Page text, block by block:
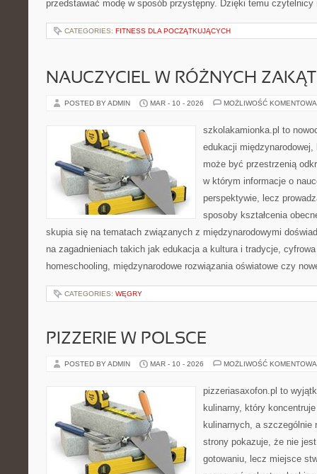
przedstawiać modę w sposób przystępny. Dzięki temu
CATEGORIES: FITNESS DLA POCZĄTKUJĄCYCH
NAUCZYCIEL W RÓŻNYCH
POSTED BY ADMIN MAR - 10 - 2026 MOŻLIWOŚĆ
szkolakamionka.pl to
edukacji
może być przestrzenią
w którym informacje o
perspektywie, lecz
sposoby kształcenia
skupia się na tematach związanych z międzynarodowymi
na zagadnieniach takich jak edukacja a kultura i tradycje,
homeschooling, międzynarodowe rozwiązania oświatowe czy
CATEGORIES: WĘGRY
PIZZERIE W POLSCE
POSTED BY ADMIN MAR - 10 - 2026 MOŻLIWOŚĆ
pizzeriasaxofon.pl to
kulinarny, który
kulinarnych, a
strony pokazuje, że nie
gotowaniu, lecz miejsce